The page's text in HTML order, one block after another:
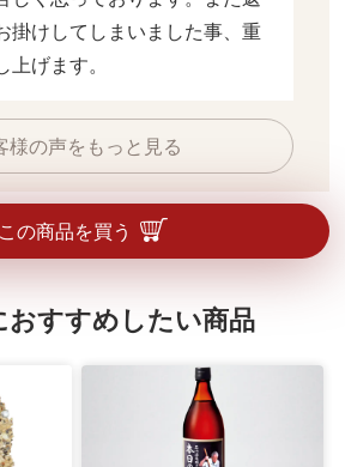
掛けしてしまいました事、重
上げます。
様の声をもっと見る
この商品を買う
おすすめしたい商品